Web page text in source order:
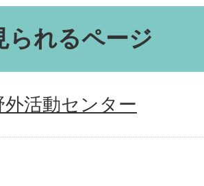
られるページ
外活動センター